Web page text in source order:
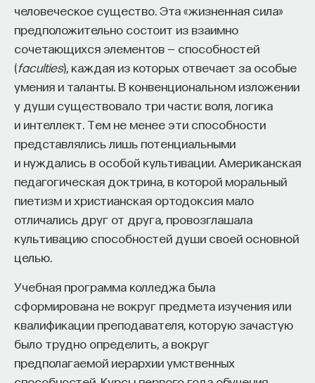
человеческое существо. Эта «жизненная сила»
предположительно состоит из взаимно
сочетающихся элементов — способностей
(faculties), каждая из которых отвечает за особые
умения и таланты. В конвенциональном изложении
у души существовало три части: воля, логика
и интеллект. Тем не менее эти способности
представлялись лишь потенциальными
и нуждались в особой культивации. Американская
педагогическая доктрина, в которой моральный
пиетизм и христианская ортодоксия мало
отличались друг от друга, провозглашала
культивацию способностей души своей основной
целью.
Учебная программа колледжа была
сформирована не вокруг предмета изучения или
квалификации преподавателя, которую зачастую
было трудно определить, а вокруг
предполагаемой иерархии умственных
НАД МАТЕРИАЛОМ РАБОТАЛИ
команда ПостНауки
Сения Долгачева
редактор ПостНауки
ТЕХНОЛОГИИ
ТЕХНОЛОГИИ МАТЕМАТИКА
НАУКА БИОТЕХНОЛОГИИ
ПРОГРАММНАЯ ИНЖЕНЕРИЯ ТОЧНЫЕ НАУКИ